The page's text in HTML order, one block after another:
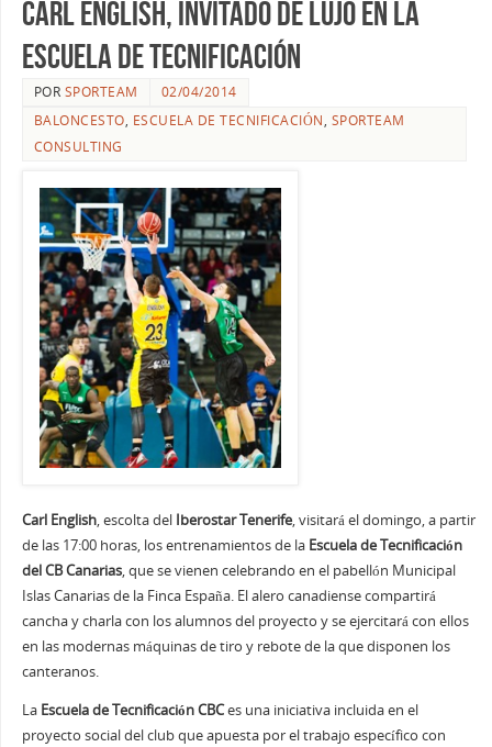
Carl English, invitado de lujo en la
Escuela de Tecnificación
POR SPORTEAM
02/04/2014
BALONCESTO, ESCUELA DE TECNIFICACIÓN, SPORTEAM
CONSULTING
Carl English, escolta del Iberostar Tenerife, visitará el domingo, a partir
de las 17:00 horas, los entrenamientos de la Escuela de Tecnificación
del CB Canarias, que se vienen celebrando en el pabellón Municipal
Islas Canarias de la Finca España. El alero canadiense compartirá
cancha y charla con los alumnos del proyecto y se ejercitará con ellos
en las modernas máquinas de tiro y rebote de la que disponen los
canteranos.
La Escuela de Tecnificación CBCes una iniciativa incluida en el
proyecto social del club que apuesta por el trabajo específico con